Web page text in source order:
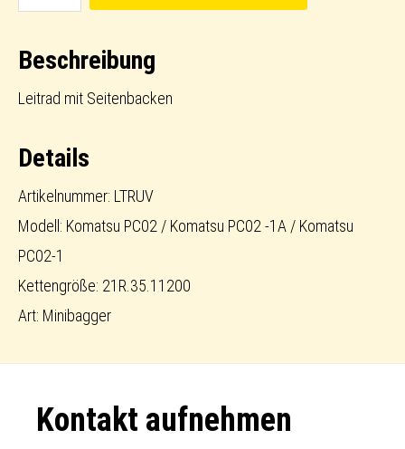
Menge
Beschreibung
Leitrad mit Seitenbacken
Details
Artikelnummer: LTRUV
Modell: Komatsu PC02 / Komatsu PC02 -1A / Komatsu
PC02-1
Kettengröße: 21R.35.11200
Art: Minibagger
Footer
Kontakt aufnehmen